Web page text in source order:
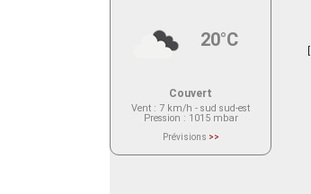
20°C
Couvert
Vent : 7 km/h - sud sud-est
Pression : 1015 mbar
Prévisions >>
actuellement aucune prévision